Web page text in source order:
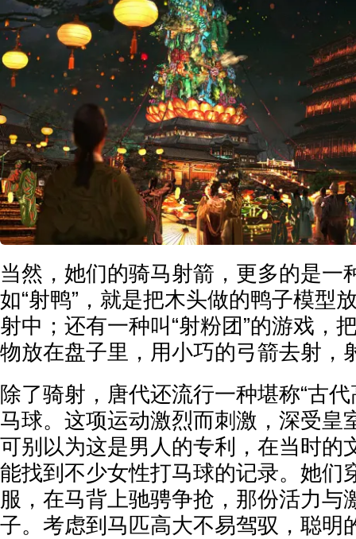
当然，她们的骑马射箭，更多的是一
如“射鸭”，就是把木头做的鸭子模型
射中；还有一种叫“射粉团”的游戏，
物放在盘子里，用小巧的弓箭去射，
除了骑射，唐代还流行一种堪称“古
马球。这项运动激烈而刺激，深受皇
可别以为这是男人的专利，在当时的
能找到不少女性打马球的记录。她们
服，在马背上驰骋争抢，那份活力与
子。考虑到马匹高大不易驾驭，聪明